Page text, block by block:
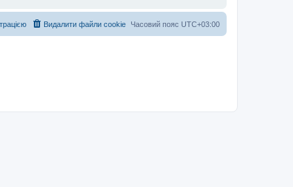
Часовий пояс UTC+03:00
Видалити файли cookie